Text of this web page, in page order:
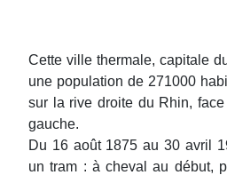
Cette ville thermale, capitale
une population de 271000
sur la rive droite du Rhin,
gauche.
Du 16 août 1875 au 30 avril
un tram : à cheval au début,